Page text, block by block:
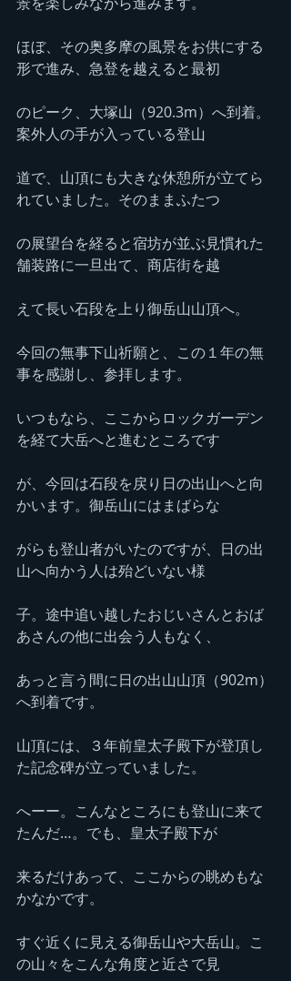
ほぼ、その奥多摩の風景をお供にする
形で進み、急登を越えると最初
のピーク、大塚山（920.3m）へ到着。
案外人の手が入っている登山
道で、山頂にも大きな休憩所が立てら
れていました。そのままふたつ
の展望台を経ると宿坊が並ぶ見慣れた
舗装路に一旦出て、商店街を越
えて長い石段を上り御岳山山頂へ。
今回の無事下山祈願と、この１年の無
事を感謝し、参拝します。
いつもなら、ここからロックガーデン
を経て大岳へと進むところです
が、今回は石段を戻り日の出山へと向
かいます。御岳山にはまばらな
がらも登山者がいたのですが、日の出
山へ向かう人は殆どいない様
子。途中追い越したおじいさんとおば
あさんの他に出会う人もなく、
あっと言う間に日の出山山頂（902m）
へ到着です。
山頂には、３年前皇太子殿下が登頂し
た記念碑が立っていました。
へーー。こんなところにも登山に来て
たんだ…。でも、皇太子殿下が
来るだけあって、ここからの眺めもな
かなかです。
すぐ近くに見える御岳山や大岳山。こ
の山々をこんな角度と近さで見